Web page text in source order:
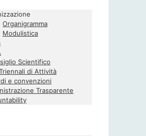
Organigramma
Modulistica
Scientifico
di Attività
e convenzioni
Trasparente